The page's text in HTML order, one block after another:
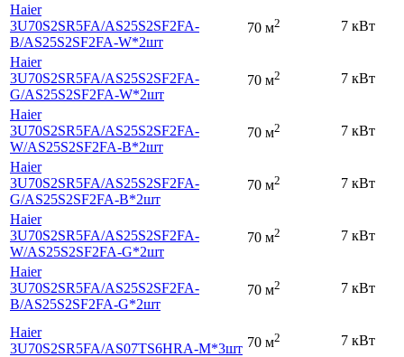
Haier
3U70S2SR5FA/AS25S2SF2FA-
B/AS25S2SF2FA-W*2шт
70 м2 7 кВт
Haier
3U70S2SR5FA/AS25S2SF2FA-
G/AS25S2SF2FA-W*2шт
70 м2 7 кВт
Haier
3U70S2SR5FA/AS25S2SF2FA-
W/AS25S2SF2FA-B*2шт
70 м2 7 кВт
Haier
3U70S2SR5FA/AS25S2SF2FA-
G/AS25S2SF2FA-B*2шт
70 м2 7 кВт
Haier
3U70S2SR5FA/AS25S2SF2FA-
W/AS25S2SF2FA-G*2шт
70 м2 7 кВт
Haier
3U70S2SR5FA/AS25S2SF2FA-
B/AS25S2SF2FA-G*2шт
70 м2 7 кВт
Haier
3U70S2SR5FA/AS07TS6HRA-M*3шт 70 м2 7 кВт